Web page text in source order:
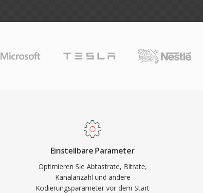
Einstellbare Parameter
Optimieren Sie Abtastrate, Bitrate,
Kanalanzahl und andere
Kodierungsparameter vor dem Start